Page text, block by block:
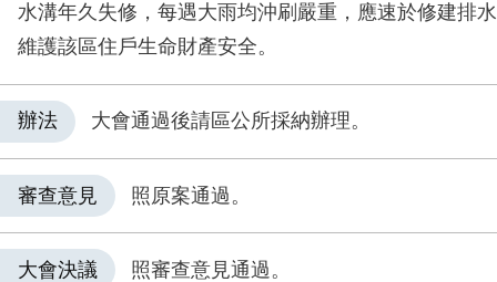
水溝年久失修，每遇大雨均沖刷嚴重，應速於修建排
維護該區住戶生命財產安全。
辦法 大會通過後請區公所採納辦理。
審查意見 照原案通過。
大會決議 照審查意見通過。